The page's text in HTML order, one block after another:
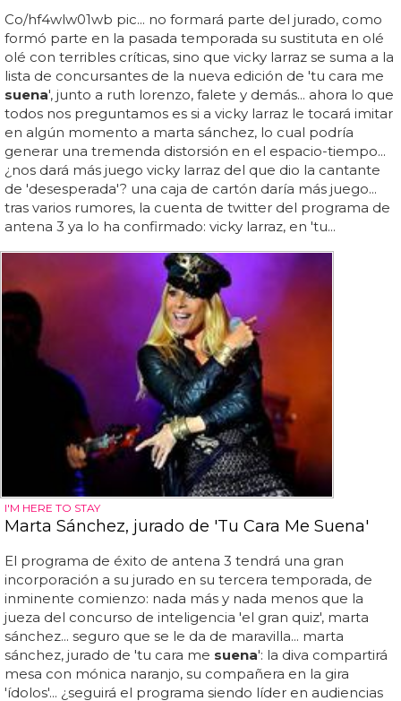
Co/hf4wlw01wb pic... no formará parte del jurado, como
formó parte en la pasada temporada su sustituta en olé
olé con terribles críticas, sino que vicky larraz se suma a la
lista de concursantes de la nueva edición de 'tu cara me
suena', junto a ruth lorenzo, falete y demás... ahora lo que
todos nos preguntamos es si a vicky larraz le tocará imitar
en algún momento a marta sánchez, lo cual podría
generar una tremenda distorsión en el espacio-tiempo...
¿nos dará más juego vicky larraz del que dio la cantante
de 'desesperada'? una caja de cartón daría más juego...
tras varios rumores, la cuenta de twitter del programa de
antena 3 ya lo ha confirmado: vicky larraz, en 'tu...
I'M HERE TO STAY
Marta Sánchez, jurado de 'Tu Cara Me Suena'
El programa de éxito de antena 3 tendrá una gran
incorporación a su jurado en su tercera temporada, de
inminente comienzo: nada más y nada menos que la
jueza del concurso de inteligencia 'el gran quiz', marta
sánchez... seguro que se le da de maravilla... marta
sánchez, jurado de 'tu cara me suena': la diva compartirá
mesa con mónica naranjo, su compañera en la gira
'ídolos'... ¿seguirá el programa siendo líder en audiencias